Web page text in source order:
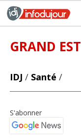
Aller
au
GRAND EST
IDJ / Santé /
S'abonner